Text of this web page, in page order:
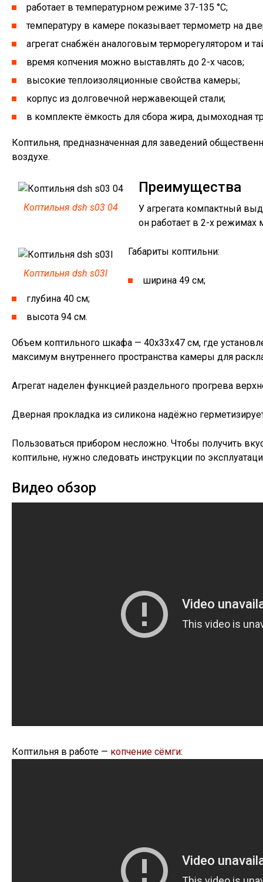
работает в температурном режиме 37-135 °С;
температуру в камере показывает термометр на
агрегат снабжён аналоговым терморегулятором и
время копчения можно выставлять до 2-х часов;
высокие теплоизоляционные свойства камеры;
корпус из долговечной нержавеющей стали;
в комплекте ёмкость для сбора жира, дымоходная
Коптильня, предназначенная для заведений
воздухе.
Коптильня dsh s03 04
Преимущества
У агрегата компактный
он работает в 2-х режимах
Коптильня dsh s03l
Габариты коптильни:
ширина 49 см;
глубина 40 см;
высота 94 см.
Объем коптильного шкафа — 40х33х47 см, где
максимум внутреннего пространства камеры для
Агрегат наделен функцией раздельного прогрева
Дверная прокладка из силикона надёжно
Пользоваться прибором несложно. Чтобы получить
коптильне, нужно следовать инструкции по
Видео обзор
Коптильня в работе — копчение сёмги: